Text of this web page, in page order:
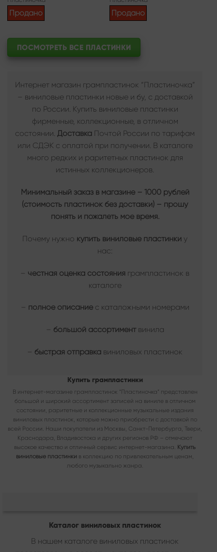
Продано Продано
ПОСМОТРЕТЬ ВСЕ ПЛАСТИНКИ
Интернет магазин грампластинок “Пластиночка”
– виниловые пластинки новые и бу, с доставкой
по России. Купить виниловые пластинки
фирменные, коллекционные, в отличном
состоянии. Доставка Почтой России по тарифам
или СДЭК с оплатой при получении. В каталоге
много редких и раритетных пластинок для
истинных коллекционеров.
Минимальный заказ в магазине – 1000 рублей
(стоимость пластинок без доставки) – прошу
понять и пожалеть мое время.
Почему нужно купить виниловые пластинки у
нас:
честная оценка состояния грампластинок в
каталоге
полное описаниес каталожными номерами
большой ассортиментвинила
быстрая отправка виниловых пластинок
Купить грампластинки
В интернет-магазине грампластинок “Пластиночка” представлен
большой и широкий ассортимент записей на виниле в отличном
состоянии, раритетные и коллекционные музыкальные издания
виниловых пластинок, которые можно приобрести с доставкой по
всей России. Наши покупатели из Москвы, Санкт-Петербурга, Твери,
Краснодара, Владивостока и других регионов РФ – отмечают
высокое качество и отличный сервис интернет-магазина. Купить
виниловые пластинки в коллекцию по привлекательным ценам,
любого музыкально жанра.
Каталог виниловых пластинок
В нашем каталоге виниловых пластинок